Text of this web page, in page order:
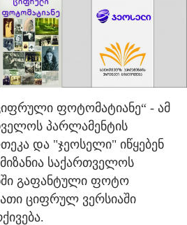
ფოტომატიანე“ - ამ
პარლამენტის
და "ჯეოსელი" იწყებენ
საქართველოს
გაფანტული ფოტო
ციფრულ ვერსიაში